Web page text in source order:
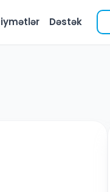
Dəstək